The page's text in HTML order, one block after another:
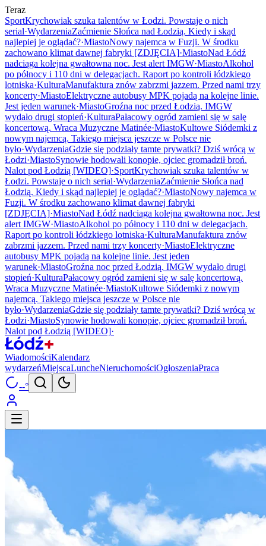
Teraz
SportKrychowiak szuka talentów w Łodzi. Powstaje o nich
serial·WydarzeniaZaćmienie Słońca nad Łodzią. Kiedy i skąd
najlepiej je oglądać?·MiastoNowy najemca w Fuzji. W środku
zachowano klimat dawnej fabryki [ZDJĘCIA]·MiastoNad Łódź
nadciąga kolejna gwałtowna noc. Jest alert IMGW·MiastoAlkohol
po północy i 110 dni w delegacjach. Raport po kontroli łódzkiego
lotniska·KulturaManufaktura znów zabrzmi jazzem. Przed nami trzy
koncerty·MiastoElektryczne autobusy MPK pojadą na kolejne linie.
Jest jeden warunek·MiastoGroźna noc przed Łodzią. IMGW
wydało drugi stopień·KulturaPałacowy ogród zamieni się w salę
koncertową. Wraca Muzyczne Matinée·MiastoKultowe Siódemki z
nowym najemcą. Takiego miejsca jeszcze w Polsce nie
było·WydarzeniaGdzie się podziały tamte prywatki? Dziś wrócą w
Łodzi·MiastoSynowie hodowali konopie, ojciec gromadził broń.
Nalot pod Łodzią [WIDEO]·SportKrychowiak szuka talentów w
Łodzi. Powstaje o nich serial·WydarzeniaZaćmienie Słońca nad
Łodzią. Kiedy i skąd najlepiej je oglądać?·MiastoNowy najemca w
Fuzji. W środku zachowano klimat dawnej fabryki
[ZDJĘCIA]·MiastoNad Łódź nadciąga kolejna gwałtowna noc. Jest
alert IMGW·MiastoAlkohol po północy i 110 dni w delegacjach.
Raport po kontroli łódzkiego lotniska·KulturaManufaktura znów
zabrzmi jazzem. Przed nami trzy koncerty·MiastoElektryczne
autobusy MPK pojadą na kolejne linie. Jest jeden
warunek·MiastoGroźna noc przed Łodzią. IMGW wydało drugi
stopień·KulturaPałacowy ogród zamieni się w salę koncertową.
Wraca Muzyczne Matinée·MiastoKultowe Siódemki z nowym
najemcą. Takiego miejsca jeszcze w Polsce nie
było·WydarzeniaGdzie się podziały tamte prywatki? Dziś wrócą w
Łodzi·MiastoSynowie hodowali konopie, ojciec gromadził broń.
Nalot pod Łodzią [WIDEO]·
WiadomościKalendarz
wydarzeńMiejscaLuncheNieruchomościOgłoszeniaPraca
--°